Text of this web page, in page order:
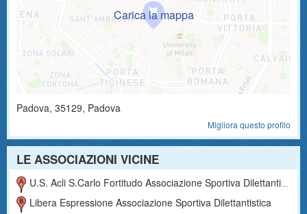
Padova, 35129, Padova
Migliora questo profilo
LE ASSOCIAZIONI VICINE
U.s. Acli S.carlo Fortitudo Associazione Sportiva Dilettantistica
Libera Espressione Associazione Sportiva Dilettantistica